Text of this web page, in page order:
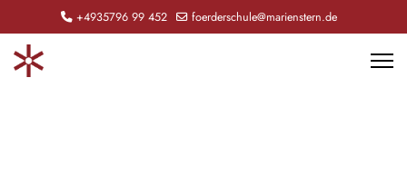
+4935796 99 452 foerderschule@marienstern.de